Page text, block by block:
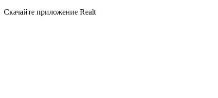
Скачайте приложение Realt